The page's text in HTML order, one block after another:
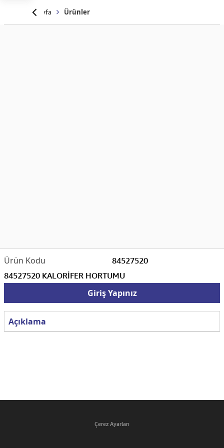
Anasayfa Ürünler
84527520
84527520 KALORİFER HORTUMU
Giriş Yapınız
Açıklama
Çerez Ayarları